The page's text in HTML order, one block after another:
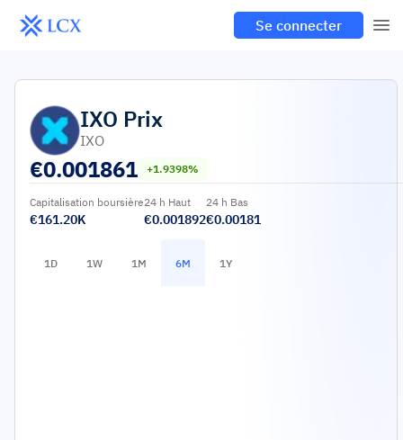
Se connecter
IXO Prix
IXO
€0.001861 +1.9398%
Capitalisation boursière
€161.20K
24 h Haut
€0.001892
24 h Bas
€0.00181
1D 1W 1M 6M 1Y